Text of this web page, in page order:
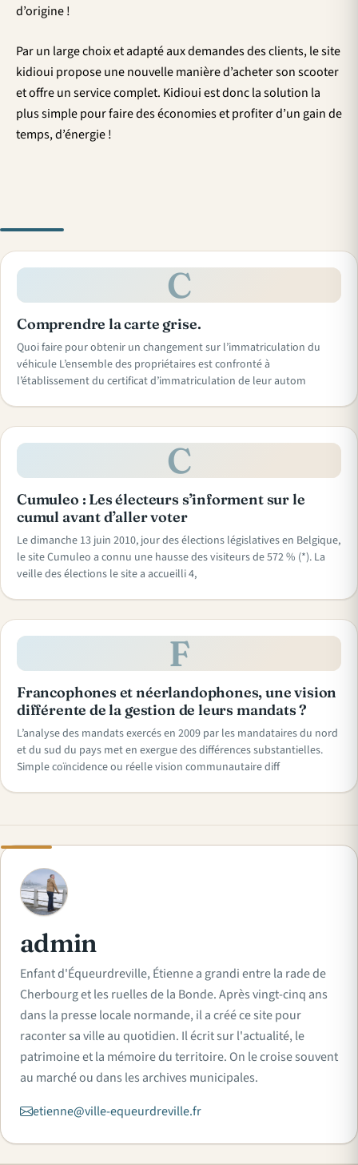
d’origine !
Par un large choix et adapté aux demandes des clients, le site
kidioui propose une nouvelle manière d’acheter son scooter
et offre un service complet. Kidioui est donc la solution la
plus simple pour faire des économies et profiter d’un gain de
temps, d’énergie !
C
Comprendre la carte grise.
Quoi faire pour obtenir un changement sur l’immatriculation du
véhicule L’ensemble des propriétaires est confronté à
l’établissement du certificat d’immatriculation de leur autom
C
Cumuleo : Les électeurs s’informent sur le
cumul avant d’aller voter
Le dimanche 13 juin 2010, jour des élections législatives en Belgique,
le site Cumuleo a connu une hausse des visiteurs de 572 % (*). La
veille des élections le site a accueilli 4,
F
Francophones et néerlandophones, une vision
différente de la gestion de leurs mandats ?
L’analyse des mandats exercés en 2009 par les mandataires du nord
et du sud du pays met en exergue des différences substantielles.
Simple coïncidence ou réelle vision communautaire diff
A
admin
Enfant d'Équeurdreville, Étienne a grandi entre la rade de
Cherbourg et les ruelles de la Bonde. Après vingt-cinq ans
dans la presse locale normande, il a créé ce site pour
raconter sa ville au quotidien. Il écrit sur l'actualité, le
patrimoine et la mémoire du territoire. On le croise souvent
au marché ou dans les archives municipales.
etienne@ville-equeurdreville.fr